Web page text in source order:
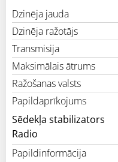
Dzinēja jauda
Dzinēja ražotājs
Transmisija
Maksimālais ātrums
Ražošanas valsts
Papildaprīkojums
Sēdekļa stabilizators
Radio
Papildinformācija